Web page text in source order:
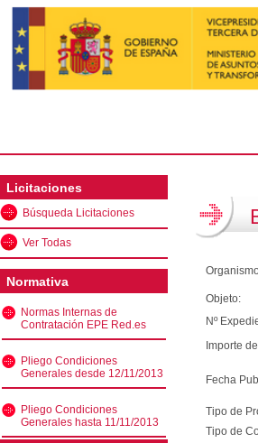
Licitaciones
Búsqueda Licitaciones
Ver Todas
Normativa
Normas Internas de
Contratación EPE Red.es
Pliego Condiciones
Generales desde 12/11/2013
Pliego Condiciones
Generales hasta 11/11/2013
Objeto:
Nº
Importe
Fecha
Tipo de
Tipo de